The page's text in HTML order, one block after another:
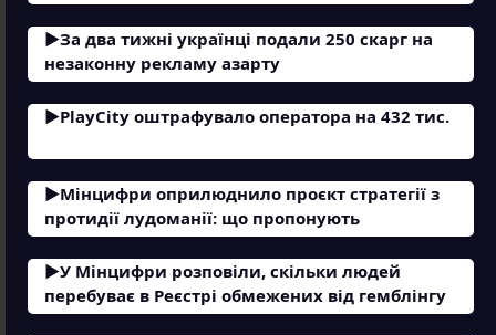
За два тижні українці подали 250 скарг на
незаконну рекламу азарту
PlayCity оштрафувало оператора на 432 тис.
Мінцифри оприлюднило проєкт стратегії з
протидії лудоманії: що пропонують
У Мінцифри розповіли, скільки людей
перебуває в Реєстрі обмежених від гемблінгу